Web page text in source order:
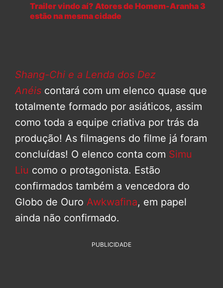
Trailer vindo aí? Atores de Homem-Aranha 3
estão na mesma cidade
Shang-Chi e a Lenda dos Dez
Anéis contará com um elenco quase que
totalmente formado por asiáticos, assim
como toda a equipe criativa por trás da
produção! As filmagens do filme já foram
concluídas! O elenco conta com Simu
Liu como o protagonista. Estão
confirmados também a vencedora do
Globo de Ouro Awkwafina, em papel
ainda não confirmado.
PUBLICIDADE